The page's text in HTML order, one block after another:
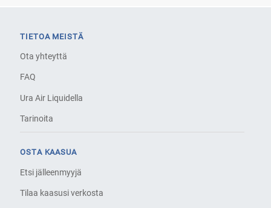
TIETOA MEISTÄ
Ota yhteyttä
FAQ
Ura Air Liquidella
Tarinoita
OSTA KAASUA
Etsi jälleenmyyjä
Tilaa kaasusi verkosta